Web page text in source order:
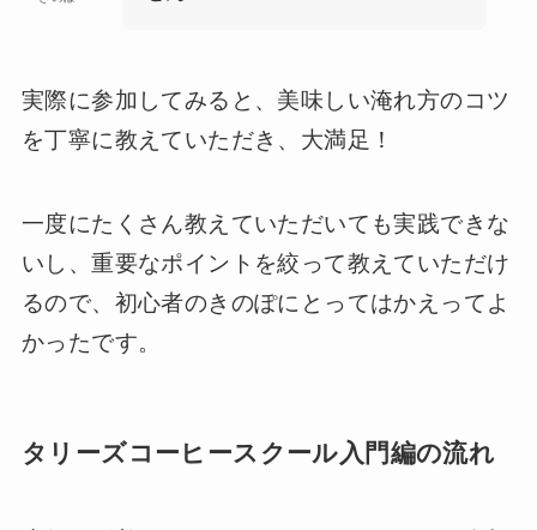
実際に参加してみると、美味しい淹れ方のコツ
を丁寧に教えていただき、大満足！
一度にたくさん教えていただいても実践できな
いし、重要なポイントを絞って教えていただけ
るので、初心者のきのぽにとってはかえってよ
かったです。
タリーズコーヒースクール入門編の流れ